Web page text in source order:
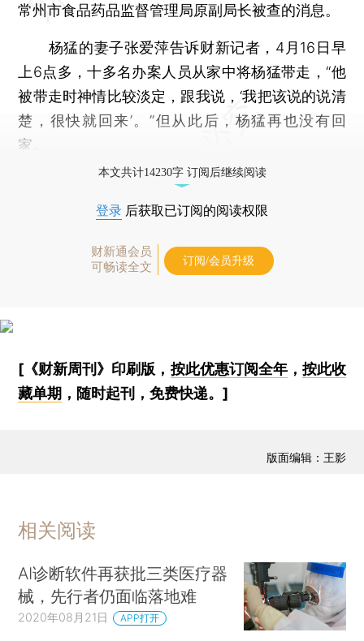
常州市食品药品监督管理局原副局长被查的消息。
杨猛的妻子张爱萍告诉财新记者，4月16日早
上6点多，十多名办案人员从家中将杨猛带走，“他
被带走时神情比较淡定，跟我说，‘我把该说的说清
楚，很快就回来’。”但从此后，杨猛再也没有回
家。
本文共计14230字 订阅后继续阅读
登录 后获取已订阅的阅读权限
财新通会员
可畅读全文
订阅/会员升级
[《财新周刊》印刷版， 按此优惠订阅全年， 按此收
藏单期 ，随时起刊，免费快递。]
版面编辑：王影
相关阅读
AI诊断软件再获批三类医疗器
械，先行者仍面临落地难
2020年08月21日 APP打开